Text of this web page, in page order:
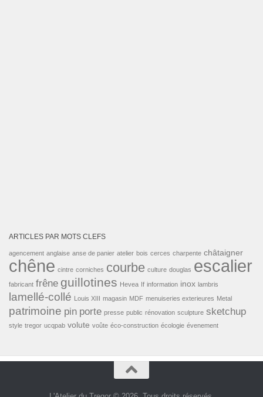
ARTICLES PAR MOTS CLEFS
agencement anglaise anse de panier atelier bois cerces charpente châtaigner
chêne cintre corniches courbe culture douglas escalier
fabricant frêne guillotines Hevea If information inox lambris
lamellé-collé Louis XIII magasin MDF menuiseries exterieures Metal
patrimoine pin porte presse public rénovation sculpture sketchup
style tregor ucqpab volute voûte éco-construction écologie évenement